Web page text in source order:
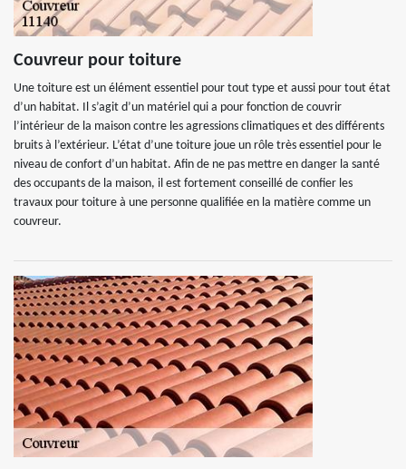
Couvreur pour toiture
Une toiture est un élément essentiel pour tout type et aussi pour tout état
d’un habitat. Il s’agit d’un matériel qui a pour fonction de couvrir
l’intérieur de la maison contre les agressions climatiques et des différents
bruits à l’extérieur. L’état d’une toiture joue un rôle très essentiel pour le
niveau de confort d’un habitat. Afin de ne pas mettre en danger la santé
des occupants de la maison, il est fortement conseillé de confier les
travaux pour toiture à une personne qualifiée en la matière comme un
couvreur.